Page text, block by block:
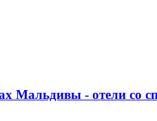
Мальдивы - отели со